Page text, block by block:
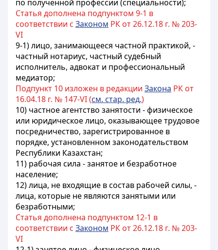
по полученной профессии (специальности);
Статья дополнена подпунктом 9-1 в
соответствии с Законом РК от 26.12.18 г. № 203-
VI
9-1) лицо, занимающееся частной практикой, -
частный нотариус, частный судебный
исполнитель, адвокат и профессиональный
медиатор;
Подпункт 10 изложен в редакции Закона РК от
16.04.18 г. № 147-VI (см. стар. ред.)
10) частное агентство занятости - физическое
или юридическое лицо, оказывающее трудовое
посредничество, зарегистрированное в
порядке, установленном законодательством
Республики Казахстан;
11) рабочая сила - занятое и безработное
население;
12) лица, не входящие в состав рабочей силы, -
лица, которые не являются занятыми или
безработными;
Статья дополнена подпунктом 12-1 в
соответствии с Законом РК от 26.12.18 г. № 203-
VI